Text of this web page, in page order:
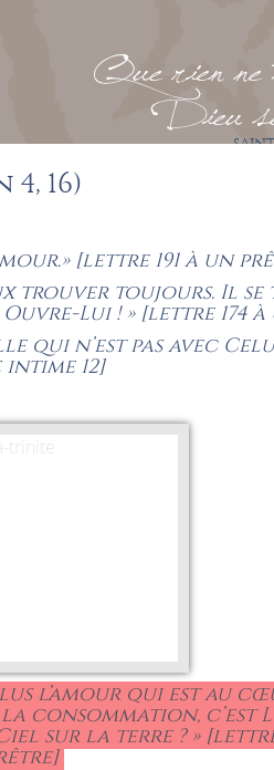
Que rien ne
Dieu
4, 16)
[lettre 191 à un
trouver toujours. Il
Lui ! » [lettre 174 à
qui n’est pas avec
12]
l’amour qui est au
consommation, c’est
sur la terre ? »